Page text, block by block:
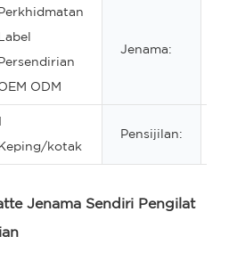
Perkhidmatan
Label
Persendirian
ODM
Jenama:
Keping/kotak
Pensijilan:
Jenama Sendiri Pengilat